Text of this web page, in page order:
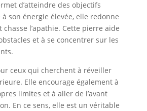
d’atteindre des objectifs
son énergie élevée, elle redonne
l’apathie. Cette pierre aide
et à se concentrer sur les
ceux qui cherchent à réveiller
Elle encourage également à
limites et à aller de l’avant
En ce sens, elle est un véritable